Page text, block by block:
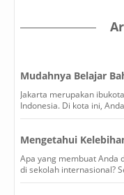
Mudahnya Belajar
Jakarta merupakan
Indonesia. Di kota ini,
Mengetahui
Apa yang membuat Anda
di sekolah internasional?